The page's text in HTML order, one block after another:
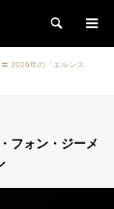
検索
2026年の「エルンス
フォン・ジーメ